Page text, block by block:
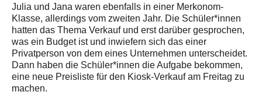
Julia und Jana waren ebenfalls in einer Merkonom-
Klasse, allerdings vom zweiten Jahr. Die Schüler*innen
hatten das Thema Verkauf und erst darüber gesprochen,
was ein Budget ist und inwiefern sich das einer
Privatperson von dem eines Unternehmen unterscheidet.
Dann haben die Schüler*innen die Aufgabe bekommen,
eine neue Preisliste für den Kiosk-Verkauf am Freitag zu
machen.